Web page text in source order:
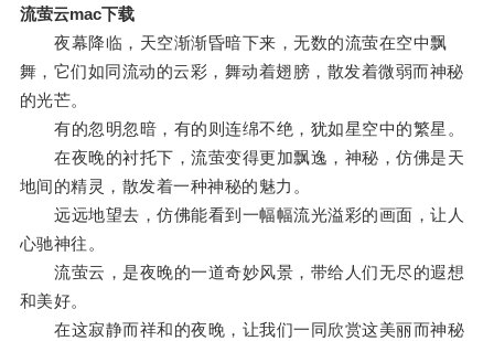
流萤云mac下载
夜幕降临，天空渐渐昏暗下来，无数的流萤在空中飘
舞，它们如同流动的云彩，舞动着翅膀，散发着微弱而神秘
的光芒。
有的忽明忽暗，有的则连绵不绝，犹如星空中的繁星。
在夜晚的衬托下，流萤变得更加飘逸，神秘，仿佛是天
地间的精灵，散发着一种神秘的魅力。
远远地望去，仿佛能看到一幅幅流光溢彩的画面，让人
心驰神往。
流萤云，是夜晚的一道奇妙风景，带给人们无尽的遐想
和美好。
在这寂静而祥和的夜晚，让我们一同欣赏这美丽而神秘